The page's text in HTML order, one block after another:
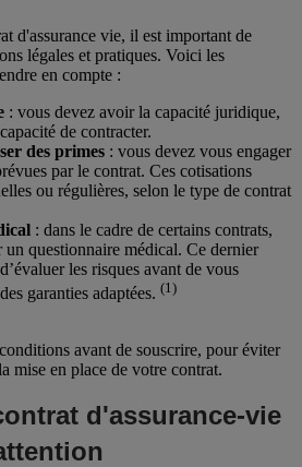
d'assurance vie, il est important de
légales et pratiques. Voici les
en compte :
: vous devez avoir la capacité juridique,
de contracter.
des primes : vous devez vous engager
par le contrat. Ces cotisations
ou régulières, selon le type de contrat
: dans le cadre de certains contrats,
questionnaire médical. Ce dernier
les risques avant de vous
garanties adaptées. (1)
avant de souscrire, pour éviter
mise en place de votre contrat.
d'assurance-vie